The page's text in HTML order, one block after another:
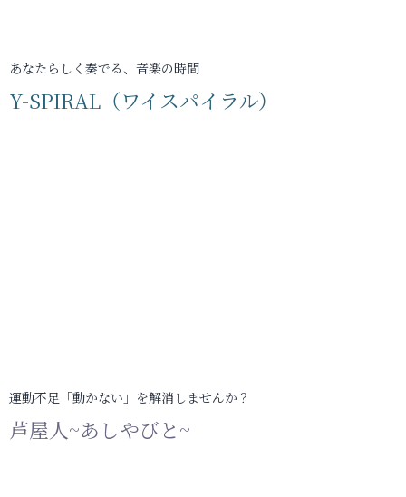
あなたらしく奏でる、音楽の時間
Y-SPIRAL（ワイスパイラル）
運動不足「動かない」を解消しませんか？
芦屋人~あしやびと~